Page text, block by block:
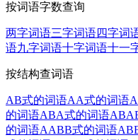
按词语字数查询
两字词语三字词语四字词
语九字词语十字词语十一
按结构查词语
AB式的词语AA式的词语
的词语ABA式的词语
的词语AABB式的词语